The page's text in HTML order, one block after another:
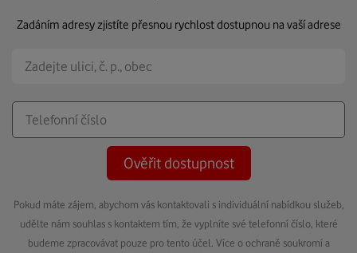
Zadáním adresy zjistíte přesnou rychlost dostupnou na vaší adrese
Ověřit dostupnost
Pokud máte zájem, abychom vás kontaktovali s individuální nabídkou služeb,
udělte nám souhlas s kontaktem tím, že vyplníte své telefonní číslo, které
budeme zpracovávat pouze pro tento účel. Více o ochraně soukromí a